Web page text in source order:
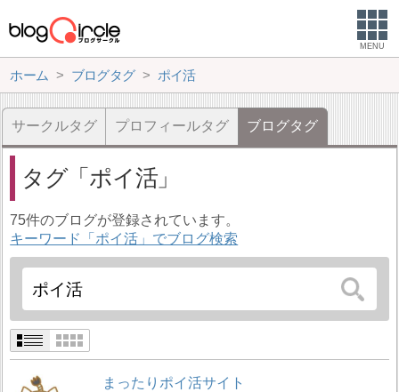
MENU
ホーム ブログタグ ポイ活
サークルタグ プロフィールタグ ブログタグ
タグ ポイ活
75件のブログが登録されています。
キーワード「ポイ活」でブログ検索
まったりポイ活サイト